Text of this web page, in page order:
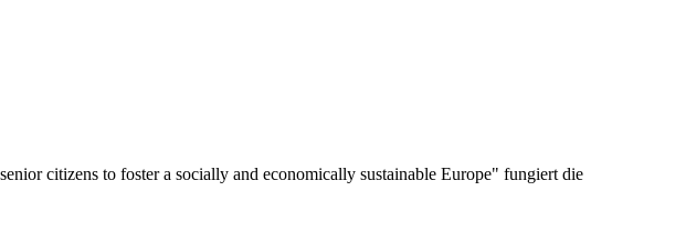
citizens to foster a socially and economically sustainable Europe" fungiert die